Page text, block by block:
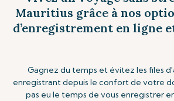
Mauritius grâce à nos
d’enregistrement en ligne
Gagnez du temps et évitez les files
enregistrant depuis le confort de votre
pas eu le temps de vous enregistrer